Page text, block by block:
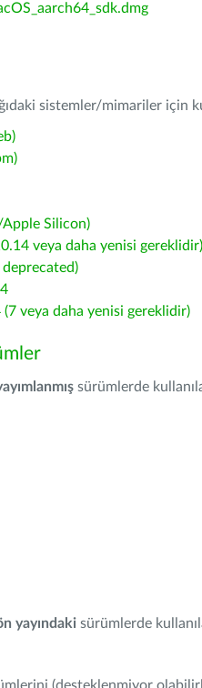
sistemler/mimariler için
Silicon)
veya daha yenisi gereklidir)
veya daha yenisi gereklidir)
sürümlerde
yayındaki sürümlerde